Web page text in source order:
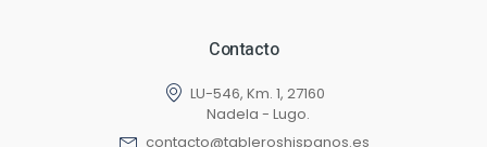
Contacto
LU-546, Km. 1, 27160
Nadela - Lugo.
contacto@tableroshispanos.es